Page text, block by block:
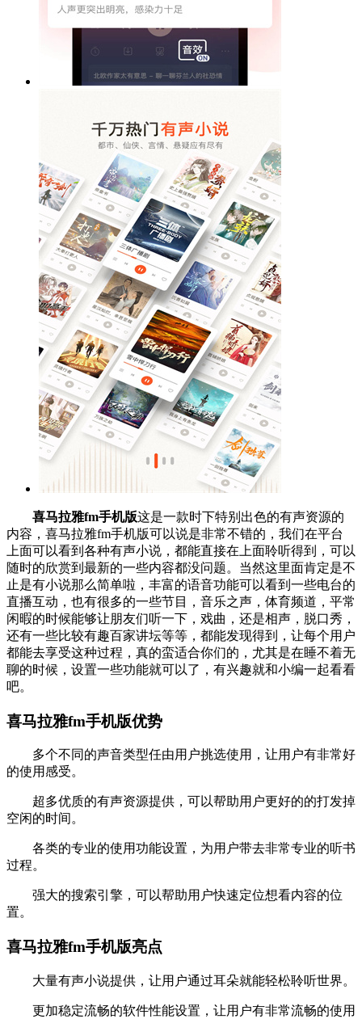
喜马拉雅fm手机版这是一款时下特别出色的有声资源的
内容，喜马拉雅fm手机版可以说是非常不错的，我们在平台
上面可以看到各种有声小说，都能直接在上面聆听得到，可以
随时的欣赏到最新的一些内容都没问题。当然这里面肯定是不
止是有小说那么简单啦，丰富的语音功能可以看到一些电台的
直播互动，也有很多的一些节目，音乐之声，体育频道，平常
闲暇的时候能够让朋友们听一下，戏曲，还是相声，脱口秀，
还有一些比较有趣百家讲坛等等，都能发现得到，让每个用户
都能去享受这种过程，真的蛮适合你们的，尤其是在睡不着无
聊的时候，设置一些功能就可以了，有兴趣就和小编一起看看
吧。
喜马拉雅fm手机版优势
多个不同的声音类型任由用户挑选使用，让用户有非常好
的使用感受。
超多优质的有声资源提供，可以帮助用户更好的的打发掉
空闲的时间。
各类的专业的使用功能设置，为用户带去非常专业的听书
过程。
强大的搜索引擎，可以帮助用户快速定位想看内容的位
置。
喜马拉雅fm手机版亮点
大量有声小说提供，让用户通过耳朵就能轻松聆听世界。
更加稳定流畅的软件性能设置，让用户有非常流畅的使用